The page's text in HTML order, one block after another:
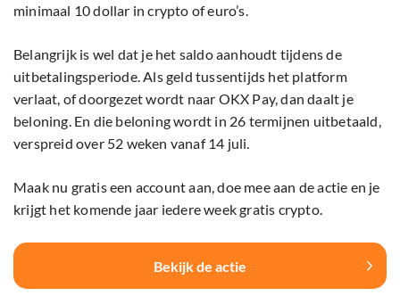
minimaal 10 dollar in crypto of euro’s.
Belangrijk is wel dat je het saldo aanhoudt tijdens de
uitbetalingsperiode. Als geld tussentijds het platform
verlaat, of doorgezet wordt naar OKX Pay, dan daalt je
beloning. En die beloning wordt in 26 termijnen uitbetaald,
verspreid over 52 weken vanaf 14 juli.
Maak nu gratis een account aan, doe mee aan de actie en je
krijgt het komende jaar iedere week gratis crypto.
Bekijk de actie